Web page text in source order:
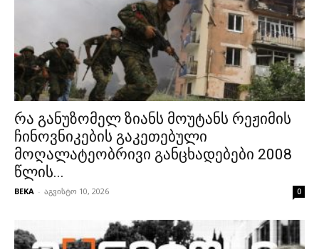
რა განუზომელ ზიანს მოუტანს რეჟიმის
ჩინოვნიკების გაკეთებული
მოღალატეობრივი განცხადებები 2008
წლის...
BEKA - აგვისტო 10, 2026 0